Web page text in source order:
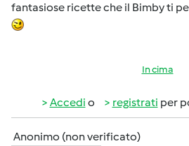
fantasiose ricette che il Bimby ti
In cima
Accedi o registrati per
Anonimo (non verificato)